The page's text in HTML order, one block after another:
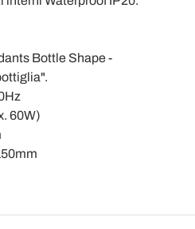
Bottle Shape -
60W)